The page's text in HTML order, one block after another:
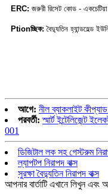
ERC: জরুরী রিসেট কোড -
Ptionচ্ছিক: বৈদ্যুতিন হ্যান্ডহেল্ড
আগে: নীল ব্যাকলাইট
পরবর্তী: স্মার্ট ইন্টেলিজেন্ট
001
ডিজিটাল লক সহ গেস্টরুম
ল্যাপটপ নিরাপদ বাক্স
সুরক্ষা বৈদ্যুতিন নিরাপদ বাক্স
আপনার বার্তাটি এখানে লিখুন